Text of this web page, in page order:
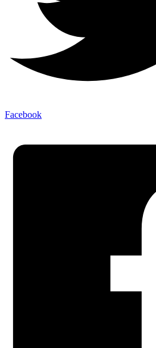
Facebook